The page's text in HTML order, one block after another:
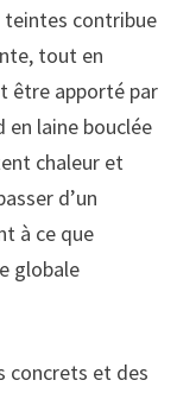
teintes contribue
tout en
être apporté par
laine bouclée
chaleur et
d’un
à ce que
globale
concrets et des